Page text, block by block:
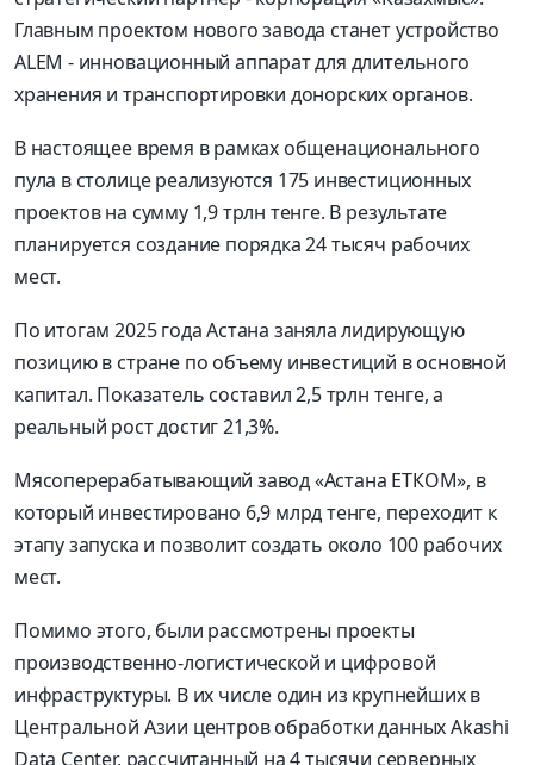
Главным проектом нового завода станет устройство
ALEM - инновационный аппарат для длительного
хранения и транспортировки донорских органов.
В настоящее время в рамках общенационального
пула в столице реализуются 175 инвестиционных
проектов на сумму 1,9 трлн тенге. В результате
планируется создание порядка 24 тысяч рабочих
мест.
По итогам 2025 года Астана заняла лидирующую
позицию в стране по объему инвестиций в основной
капитал. Показатель составил 2,5 трлн тенге, а
реальный рост достиг 21,3%.
Мясоперерабатывающий завод «Астана ЕТКОМ», в
который инвестировано 6,9 млрд тенге, переходит к
этапу запуска и позволит создать около 100 рабочих
мест.
Помимо этого, были рассмотрены проекты
производственно-логистической и цифровой
инфраструктуры. В их числе один из крупнейших в
Центральной Азии центров обработки данных Akashi
Data Center, рассчитанный на 4 тысячи серверных